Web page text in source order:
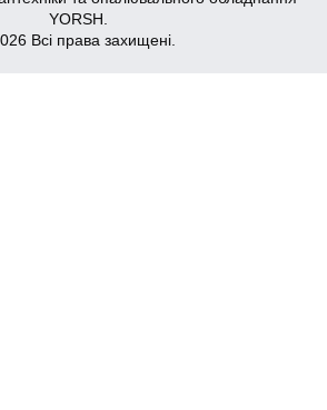
YORSH.
Всі права захищені.